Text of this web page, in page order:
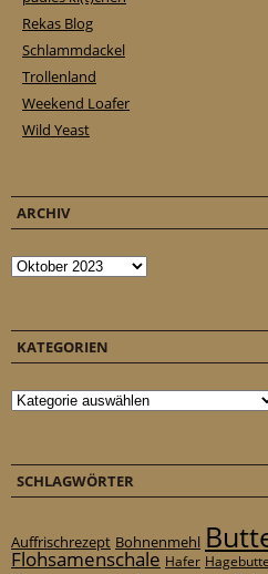
Rekas Blog
Schlammdackel
Trollenland
Weekend Loafer
Wild Yeast
ARCHIV
Archiv
KATEGORIEN
Kategorien
SCHLAGWÖRTER
Auffrischrezept Bohnenmehl
Flohsamenschale Hafer